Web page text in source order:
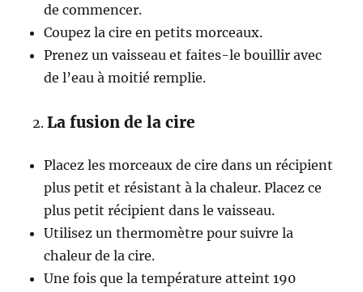
de commencer.
Coupez la cire en petits morceaux.
Prenez un vaisseau et faites-le bouillir avec
de l’eau à moitié remplie.
La fusion de la cire
Placez les morceaux de cire dans un récipient
plus petit et résistant à la chaleur. Placez ce
plus petit récipient dans le vaisseau.
Utilisez un thermomètre pour suivre la
chaleur de la cire.
Une fois que la température atteint 190